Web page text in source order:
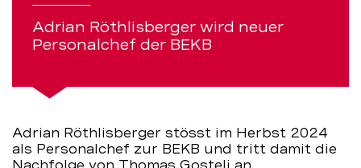
wird
neuer
Personalchef
der
BEKB
Adrian Röthlisberger wird neuer
Personalchef der BEKB
Adrian Röthlisberger stösst im Herbst 2024
als Personalchef zur BEKB und tritt damit die